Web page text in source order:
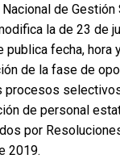
de Gestión
la de 23 de
publica fecha, hora
de la fase de
procesos
de personal
por
2019.